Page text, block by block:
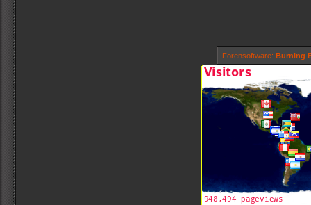
Forensoftware: Burning